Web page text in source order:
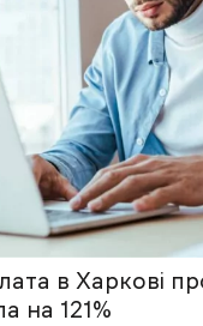
в Харкові
на 121%